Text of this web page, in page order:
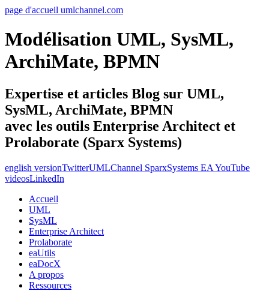
page d'accueil umlchannel.com
Modélisation UML, SysML,
ArchiMate, BPMN
Expertise et articles Blog sur UML,
SysML, ArchiMate, BPMN
avec les outils Enterprise Architect et
Prolaborate (Sparx Systems)
english versionTwitterUMLChannel SparxSystems EA YouTube
videosLinkedIn
Accueil
UML
SysML
Enterprise Architect
Prolaborate
eaUtils
eaDocX
A propos
Ressources